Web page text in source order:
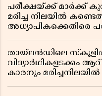
പരീക്ഷയ്ക്ക് മാർക്ക്
മരിച്ച നിലയിൽ
അധ്യാപികക്കെതിരെ
തായ്‌ലൻഡിലെ സ്‌കൂളിൽ
വിദ്യാർഥികളടക്കം
കാരനും മരിച്ചനിലയിൽ